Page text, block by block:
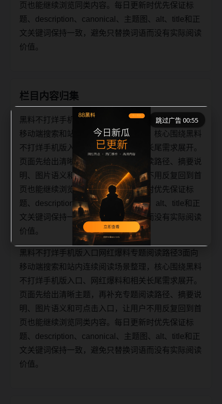
页也能继续浏览同类内容。每日更新时优先保证标
题、description、canonical、主题图、alt、title和正
文关键词保持一致，避免只替换词语而没有实际阅读
价值。
栏目内容归集
黑料不打烊手机版入口网红爆料专题阅读路径3面向
移动端搜索和站内连续阅读场景整理，核心围绕黑料
不打烊手机版入口、网红爆料和相关长尾需求展开。
页面先给出清晰主题，再补充专题阅读路径、摘要说
明、图片语义和可点击入口，让用户不用反复回到首
页也能继续浏览同类内容。每日更新时优先保证标
题、description、canonical、主题图、alt、title和正
文关键词保持一致，避免只替换词语而没有实际阅读
价值。
黑料不打烊手机版入口网红爆料专题阅读路径3面向
移动端搜索和站内连续阅读场景整理，核心围绕黑料
不打烊手机版入口、网红爆料和相关长尾需求展开。
页面先给出清晰主题，再补充专题阅读路径、摘要说
明、图片语义和可点击入口，让用户不用反复回到首
页也能继续浏览同类内容。每日更新时优先保证标
题、description、canonical、主题图、alt、title和正
文关键词保持一致，避免只替换词语而没有实际阅读
价值。
跳过广告 00:55